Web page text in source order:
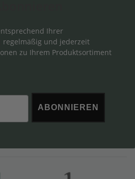
Ihrer
regelmäßig und jederzeit
zu Ihrem Produktsortiment
ABONNIEREN